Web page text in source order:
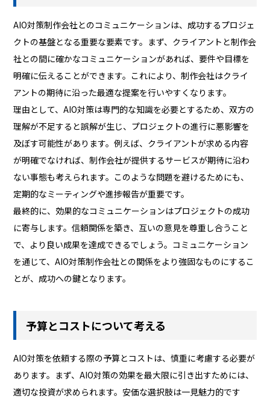
AIO対策制作会社とのコミュニケーションは、成功するプロジェ
クトの基盤となる重要な要素です。まず、クライアントと制作会
社との間に確かなコミュニケーションがあれば、要件や目標を
明確に伝えることができます。これにより、制作会社はクライ
アントの期待に沿った最適な提案を行いやすくなります。
理由として、AIO対策は専門的な知識を必要とするため、双方の
理解が不足すると誤解が生じ、プロジェクトの進行に悪影響を
及ぼす可能性があります。例えば、クライアントが求める内容
が明確でなければ、制作会社が提供するサービスが期待に沿わ
ない事態も考えられます。このような問題を避けるためにも、
定期的なミーティングや進捗報告が重要です。
最終的に、効果的なコミュニケーションはプロジェクトの成功
に寄与します。信頼関係を築き、互いの意見を尊重し合うこと
で、より良い成果を達成できるでしょう。コミュニケーション
を通じて、AIO対策制作会社との関係をより強固なものにするこ
とが、成功への鍵となります。
予算とコストについて考える
AIO対策を依頼する際の予算とコストは、慎重に考慮する必要が
あります。まず、AIO対策の効果を最大限に引き出すためには、
適切な投資が求められます。安価な選択肢は一見魅力的です